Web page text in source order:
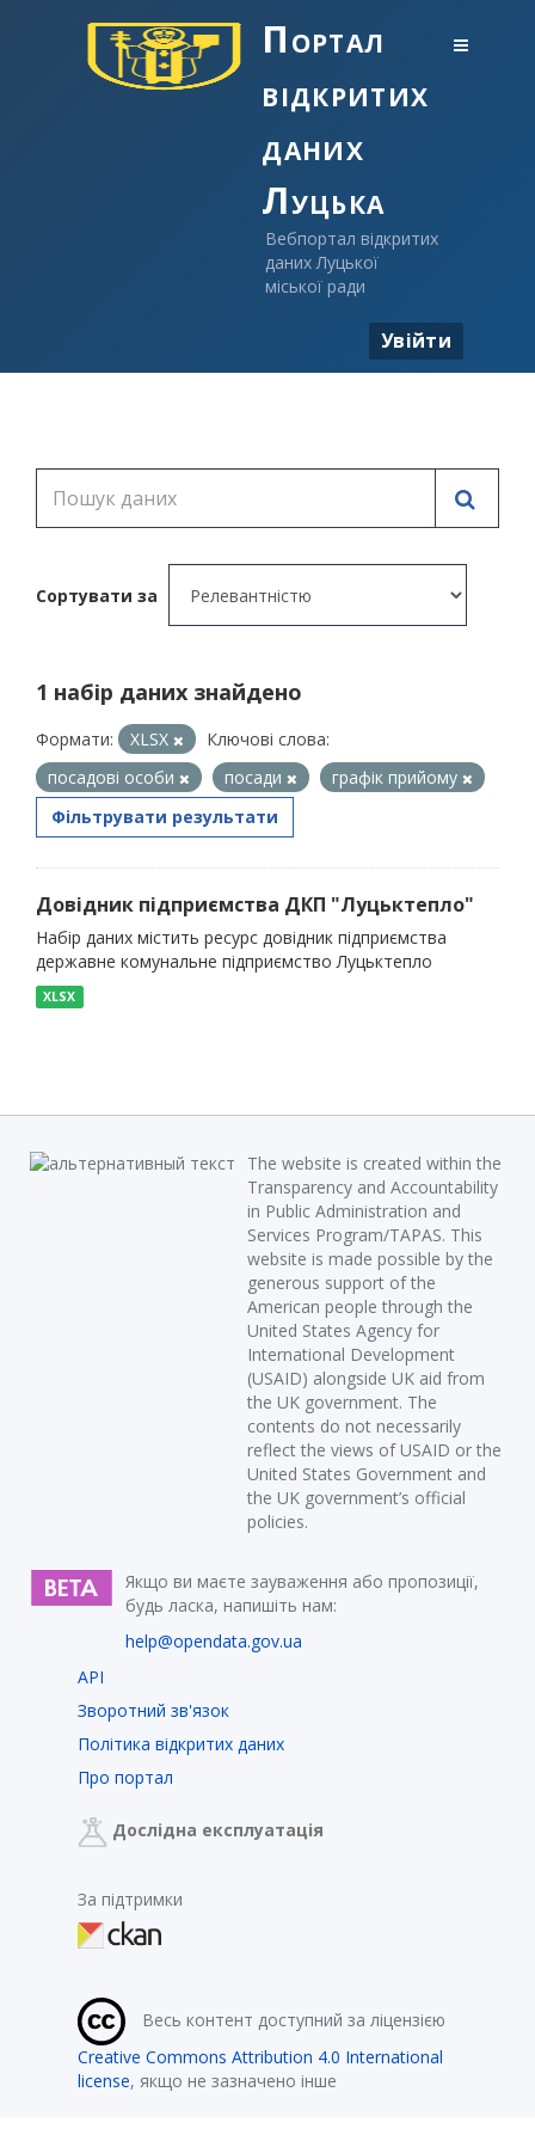
Портал
відкритих
даних
Луцька
Вебпортал відкритих
даних Луцької
міської ради
Увійти
Сортувати за
1 набір даних знайдено
Формати: XLSX
Ключові слова:
посадові особи
посади
графік прийому
Фільтрувати результати
Довідник підприємства ДКП "Луцьктепло"
Набір даних містить ресурс довідник підприємства
державне комунальне підприємство Луцьктепло
XLSX
The website is created within the
Transparency and Accountability
in Public Administration and
Services Program/TAPAS. This
website is made possible by the
generous support of the
American people through the
United States Agency for
International Development
(USAID) alongside UK aid from
the UK government. The
contents do not necessarily
reflect the views of USAID or the
United States Government and
the UK government’s official
policies.
Якщо ви маєте зауваження або пропозиції,
будь ласка, напишіть нам:
help@opendata.gov.ua
API
Зворотний зв'язок
Політика відкритих даних
Про портал
Дослідна експлуатація
За підтримки
Весь контент доступний за ліцензією
Creative Commons Attribution 4.0 International
license, якщо не зазначено інше